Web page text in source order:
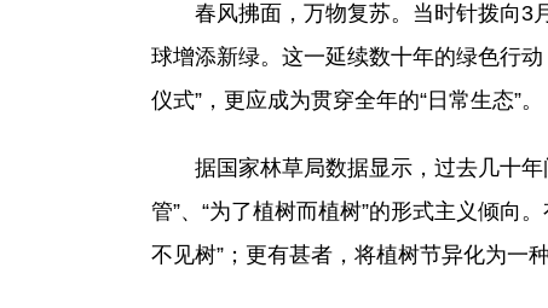
春风拂面，万物复苏。当时针拨向3月
球增添新绿。这一延续数十年的绿色行
仪式”，更应成为贯穿全年的“日常生态”。
据国家林草局数据显示，过去几十年
管”、“为了植树而植树”的形式主义倾向
不见树”；更有甚者，将植树节异化为一